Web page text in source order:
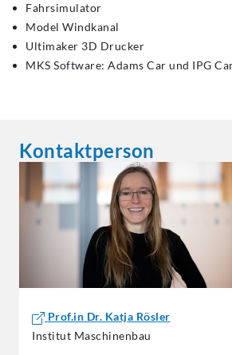
Fahrsimulator
Model Windkanal
Ultimaker 3D Drucker
MKS Software: Adams Car und IPG
Kontaktperson
Prof.in Dr. Katja Rösler
Institut Maschinenbau